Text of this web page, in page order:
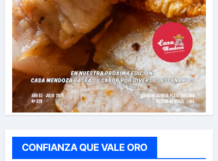
CONFIANZA QUE VALE ORO